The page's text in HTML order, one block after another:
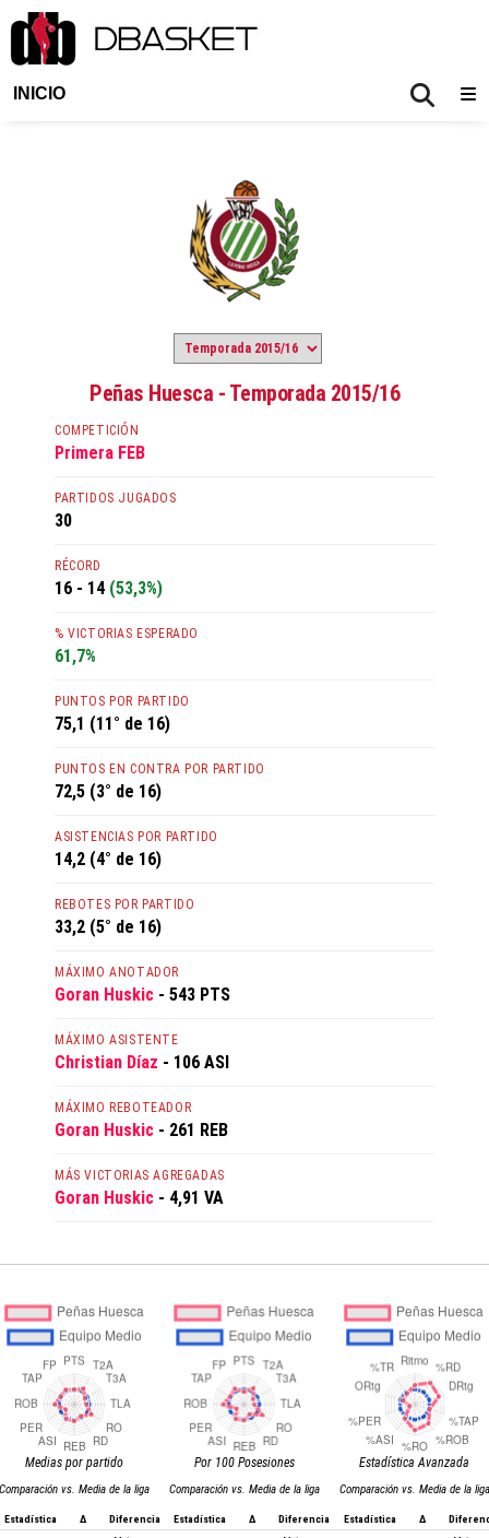
INICIO
Peñas Huesca - Temporada 2015/16
COMPETICIÓN
Primera FEB
PARTIDOS JUGADOS
30
RÉCORD
16 - 14 (53,3%)
% VICTORIAS ESPERADO
61,7%
PUNTOS POR PARTIDO
75,1 (11° de 16)
PUNTOS EN CONTRA POR PARTIDO
72,5 (3° de 16)
ASISTENCIAS POR PARTIDO
14,2 (4° de 16)
REBOTES POR PARTIDO
33,2 (5° de 16)
MÁXIMO ANOTADOR
Goran Huskic - 543 PTS
MÁXIMO ASISTENTE
Christian Díaz - 106 ASI
MÁXIMO REBOTEADOR
Goran Huskic - 261 REB
MÁS VICTORIAS AGREGADAS
Goran Huskic - 4,91 VA
Medias por partido
Comparación vs. Media de la liga
Estadística Δ Diferencia
Por 100 Posesiones
Comparación vs. Media de la liga
Estadística Δ Diferencia
Estadística Avanzada
Comparación vs. Media de la liga
Estadística Δ